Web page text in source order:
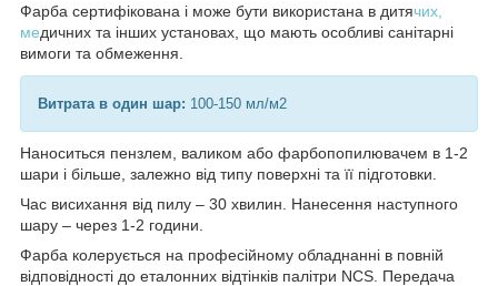
Фарба сертифікована і може бути використана в дитячих,
медичних та інших установах, що мають особливі санітарні
вимоги та обмеження.
Витрата в один шар: 100-150 мл/м2
Наноситься пензлем, валиком або фарбопопилювачем в 1-2
шари і більше, залежно від типу поверхні та її підготовки.
Час висихання від пилу – 30 хвилин. Нанесення наступного
шару – через 1-2 години.
Фарба колерується на професійному обладнанні в повній
відповідності до еталонних відтінків палітри NCS. Передача